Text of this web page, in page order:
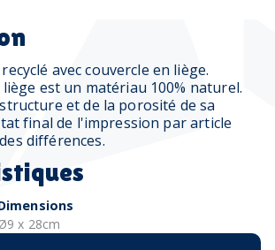
avec couvercle en liège.
liège est un matériau 100% naturel.
et de la porosité de sa
final de l'impression par article
différences.
x 28cm